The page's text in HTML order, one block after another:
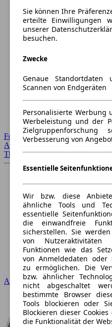
Forum Startseite
Alle Auto-Foren
Themen-Forum
Audi
Sie können Ihre
erteilte Einwilligungen
unserer
besuchen.
Zwecke
Genaue
Scannen von Endgeräten
Personalisierte Werbung
Werbeleistung und der
Zielgruppenforschung
Verbesserung von
Essentielle
Wir bzw. diese
ähnliche Tools und
essentielle
die einwandfreie
sicherstellen. Sie
von
Funktionen wie das
von Anmeldedaten oder
zu ermöglichen. Die
bzw. ähnlicher
nicht abgeschaltet
bestimmte Browser
Tools blockieren oder
Blockieren dieser
die Funktionalität der